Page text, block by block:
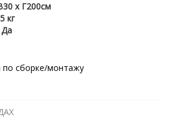
x Г200см
кг
Да
по сборке/монтажу